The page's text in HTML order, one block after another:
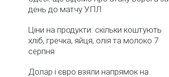
день до матчу УПЛ
Ціни на продукти: скільки коштують
хліб, гречка, яйця, олія та молоко 7
серпня
Долар і євро взяли напрямок на